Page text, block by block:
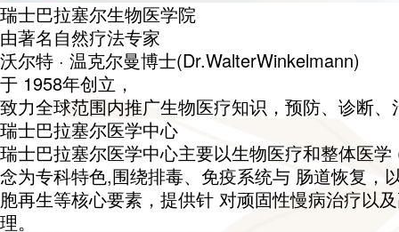
瑞士巴拉塞尔生物医学院
由著名自然疗法专家
沃尔特 · 温克尔曼博士(Dr.WalterWinkelmann)
于 1958年创立，
致力全球范围内推广生物医疗知识，预防、诊断、
瑞士巴拉塞尔医学中心
瑞士巴拉塞尔医学中心主要以生物医疗和整体医
念为专科特色,围绕排毒、免疫系统与 肠道恢复，
胞再生等核心要素，提供针 对顽固性慢病治疗以
理。